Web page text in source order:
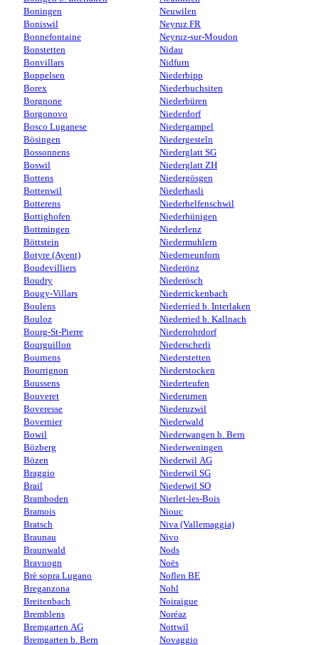
Boningen
Boniswil
Bonnefontaine
Bonstetten
Bonvillars
Boppelsen
Borex
Borgnone
Borgonovo
Bosco Luganese
Bösingen
Bossonnens
Boswil
Bottens
Bottenwil
Botterens
Bottighofen
Bottmingen
Böttstein
Botyre (Ayent)
Boudevilliers
Boudry
Bougy-Villars
Boulens
Bouloz
Bourg-St-Pierre
Bourguillon
Bournens
Bourrignon
Boussens
Bouveret
Boveresse
Bovernier
Bowil
Bözberg
Bözen
Braggio
Brail
Bramboden
Bramois
Bratsch
Braunau
Braunwald
Bravuogn
Brè sopra Lugano
Breganzona
Breitenbach
Bremblens
Bremgarten AG
Bremgarten b. Bern
Neuwilen
Neyruz FR
Neyruz-sur-Moudon
Nidau
Nidfurn
Niederbipp
Niederbuchsiten
Niederbüren
Niederdorf
Niedergampel
Niedergesteln
Niederglatt SG
Niederglatt ZH
Niedergösgen
Niederhasli
Niederhelfenschwil
Niederhünigen
Niederlenz
Niedermuhlern
Niederneunforn
Niederönz
Niederösch
Niederrickenbach
Niederried b. Interlaken
Niederried b. Kallnach
Niederrohrdorf
Niederscherli
Niederstetten
Niederstocken
Niederteufen
Niederurnen
Niederuzwil
Niederwald
Niederwangen b. Bern
Niederweningen
Niederwil AG
Niederwil SG
Niederwil SO
Nierlet-les-Bois
Niouc
Niva (Vallemaggia)
Nivo
Nods
Noës
Noflen BE
Nohl
Noiraigue
Noréaz
Nottwil
Novaggio